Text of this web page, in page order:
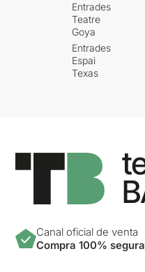
Entrades
Teatre
Goya
Entrades
Espai
Texas
Canal oficial de venta
Compra 100% segura